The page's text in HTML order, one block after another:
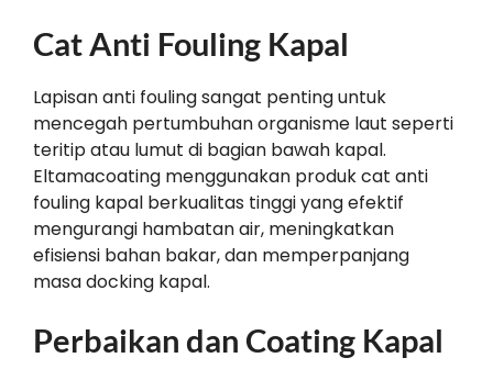
Cat Anti Fouling Kapal
Lapisan anti fouling sangat penting untuk
mencegah pertumbuhan organisme laut seperti
teritip atau lumut di bagian bawah kapal.
Eltamacoating menggunakan produk cat anti
fouling kapal berkualitas tinggi yang efektif
mengurangi hambatan air, meningkatkan
efisiensi bahan bakar, dan memperpanjang
masa docking kapal.
Perbaikan dan Coating Kapal